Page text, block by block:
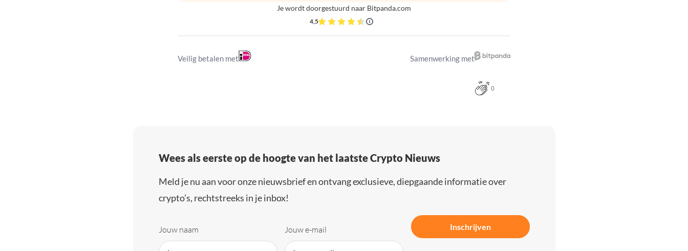
Je wordt doorgestuurd naar Bitpanda.com
4,5
Veilig betalen met Samenwerking met
0
Wees als eerste op de hoogte van het laatste Crypto Nieuws
Meld je nu aan voor onze nieuwsbrief en ontvang exclusieve, diepgaande informatie over
crypto’s, rechtstreeks in je inbox!
Jouw naam Jouw e-mail Inschrijven